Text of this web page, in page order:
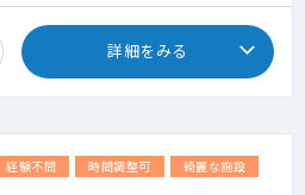
詳細をみる
経験不問 時間調整可 綺麗な施設